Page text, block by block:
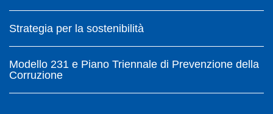
Strategia per la sostenibilità
Modello 231 e Piano Triennale di Prevenzione della
Corruzione